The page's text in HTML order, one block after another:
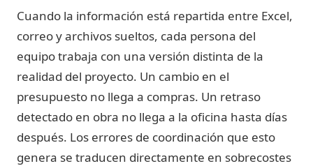
Cuando la información está repartida entre Excel,
correo y archivos sueltos, cada persona del
equipo trabaja con una versión distinta de la
realidad del proyecto. Un cambio en el
presupuesto no llega a compras. Un retraso
detectado en obra no llega a la oficina hasta días
después. Los errores de coordinación que esto
genera se traducen directamente en sobrecostes